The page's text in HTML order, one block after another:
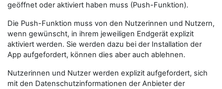
geöffnet oder aktiviert haben muss (Push-Funktion).
Die Push-Funktion muss von den Nutzerinnen und Nutzern,
wenn gewünscht, in ihrem jeweiligen Endgerät explizit
aktiviert werden. Sie werden dazu bei der Installation der
App aufgefordert, können dies aber auch ablehnen.
Nutzerinnen und Nutzer werden explizit aufgefordert, sich
mit den Datenschutzinformationen der Anbieter der